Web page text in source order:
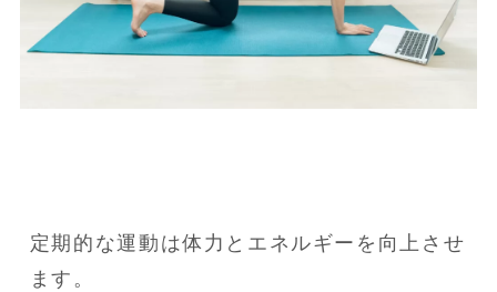
定期的な運動は体力とエネルギーを向上させ
ます。